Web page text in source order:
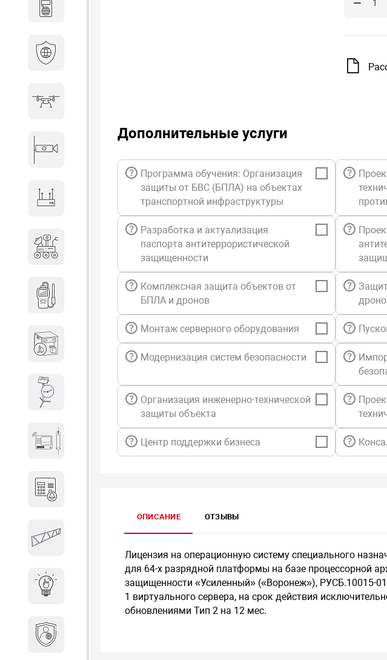
Сетевое оборудование
Дозиметрическое
Атомно-эмиссионные
спектрометры
Весы и весовое оборудование
Гидроакустическое
оборудование
Интерактивные решения
Дополнительные услуги
Программа обучения: Организация
защиты от БВС (БПЛА) на объектах
транспортной инфраструктуры
Разработка и актуализация
паспорта антитеррористической
защищенности
Комплексная защита объектов от
БПЛА и дронов
Монтаж серверного оборудования
Модернизация систем безопасности
Организация инженерно-технической
защиты объекта
Центр поддержки бизнеса
ОПИСАНИЕ ОТЗЫВЫ
Лицензия на операционную систему специального
для 64-х разрядной платформы на базе процессорной
защищенности «Усиленный» («Воронеж»), РУСБ.10015-
1 виртуального сервера, на срок действия
обновлениями Тип 2 на 12 мес.